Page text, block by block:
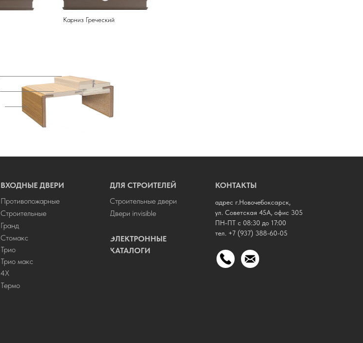
Карниз Греческий
ВХОДНЫЕ ДВЕРИ
Противопожарные
Строительные
Гранд
Стомакс
Трио
4Х
Трио макс
Термо
ДЛЯ СТРОИТЕЛЕЙ
Строительные двери
Двери invisible
КОНТАКТЫ
адрес г.Новочебоксарск,
ул. Советская 45А, офис 305
ПН-ПТ с 08:30 до 17:00
тел. +7 (937) 388-60-05
ЭЛЕКТРОННЫЕ
КАТАЛОГИ